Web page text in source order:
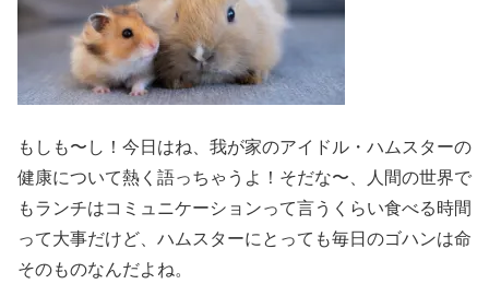
もしも〜し！今日はね、我が家のアイドル・ハムスターの
健康について熱く語っちゃうよ！そだな〜、人間の世界で
もランチはコミュニケーションって言うくらい食べる時間
って大事だけど、ハムスターにとっても毎日のゴハンは命
そのものなんだよね。